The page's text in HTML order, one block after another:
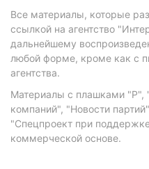
Все материалы, которые
ссылкой на агентство
дальнейшему
любой форме, кроме как с
агентства.
Материалы с плашками "Р",
компаний", "Новости
"Спецпроект при
коммерческой основе.